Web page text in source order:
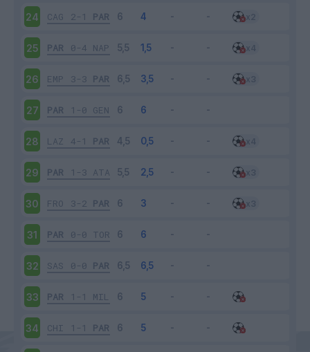
24 CAG 2-1 PAR
25 PAR 0-4 NAP
26 EMP 3-3 PAR
27 PAR 1-0 GEN
28 LAZ 4-1 PAR
29 PAR 1-3 ATA
30 FRO 3-2 PAR
31 PAR 0-0 TOR
32 SAS 0-0 PAR
33 PAR 1-1 MIL
34 CHI 1-1 PAR